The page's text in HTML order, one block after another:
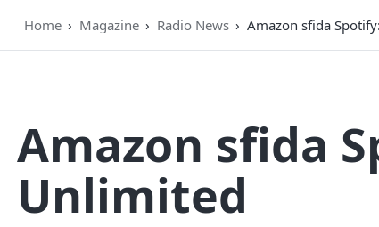
Home › Magazine › Radio News › Amazon sfida
Amazon sfida
Unlimited